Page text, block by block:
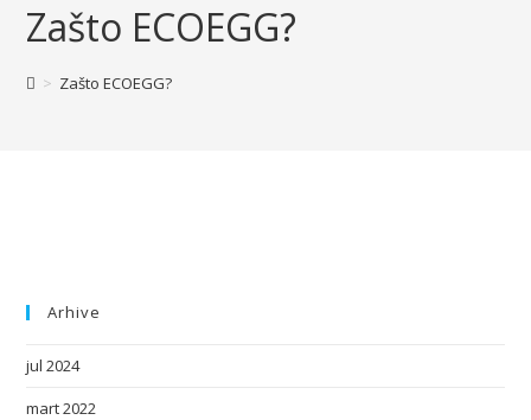
Zašto ECOEGG?
> Zašto ECOEGG?
Arhive
jul 2024
mart 2022